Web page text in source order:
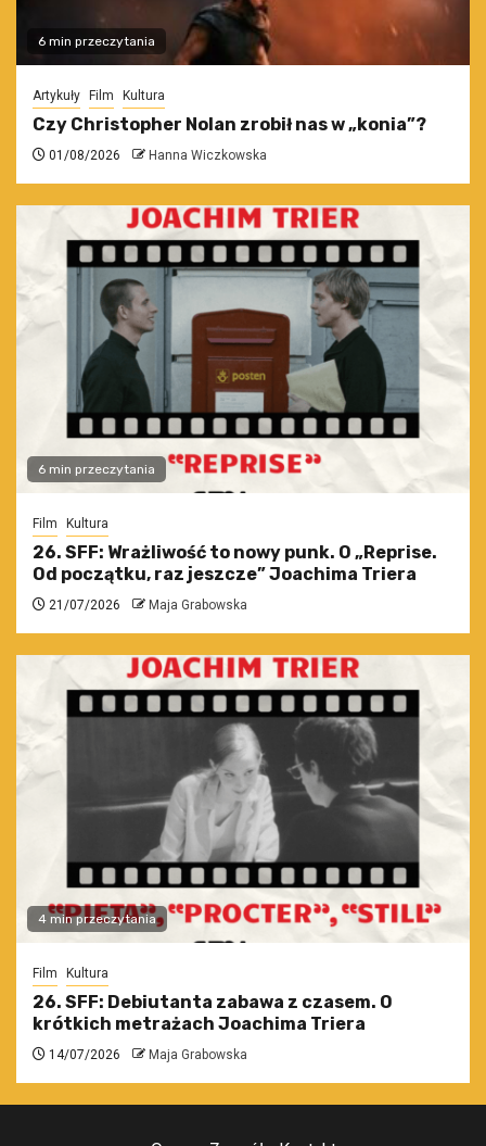
6 min przeczytania
Artykuły Film Kultura
Czy Christopher Nolan zrobił nas w „konia”?
01/08/2026 Hanna Wiczkowska
6 min przeczytania
Film Kultura
26. SFF: Wrażliwość to nowy punk. O „Reprise.
Od początku, raz jeszcze” Joachima Triera
21/07/2026 Maja Grabowska
4 min przeczytania
Film Kultura
26. SFF: Debiutanta zabawa z czasem. O
krótkich metrażach Joachima Triera
14/07/2026 Maja Grabowska